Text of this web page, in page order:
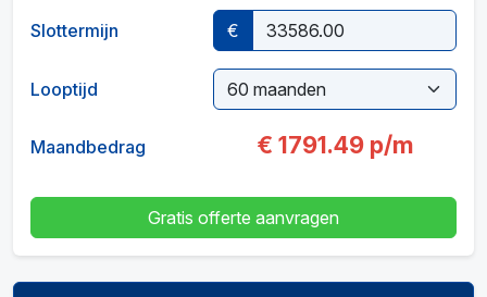
Slottermijn €
Looptijd
Maandbedrag € 1791.49p/m
Gratis offerte aanvragen